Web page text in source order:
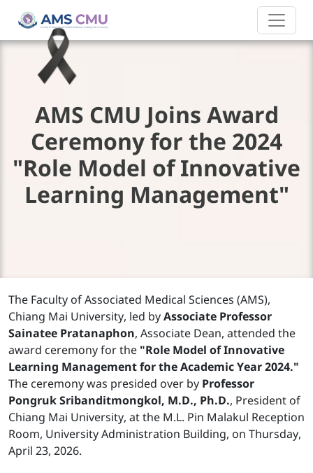
AMS CMU Joins Award
Ceremony for the 2024
"Role Model of Innovative
Learning Management"
The Faculty of Associated Medical Sciences (AMS),
Chiang Mai University, led byAssociate Professor
Sainatee Pratanaphon, Associate Dean, attended the
award ceremony for the "Role Model of Innovative
Learning Management for the Academic Year 2024."
The ceremony was presided over by Professor
Pongruk Sribanditmongkol, M.D., Ph.D., President of
Chiang Mai University, at the M.L. Pin Malakul Reception
Room, University Administration Building, on Thursday,
April 23, 2026.